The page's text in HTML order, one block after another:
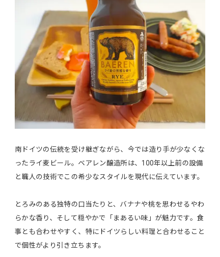
南ドイツの伝統を受け継ぎながら、今では造り手が少なくな
ったライ麦ビール。ベアレン醸造所は、100年以上前の設備
と職人の技術でこの希少なスタイルを現代に伝えています。
とろみのある独特の口当たりと、バナナや桃を思わせるやわ
らかな香り、そして穏やかで「まあるい味」が魅力です。食
事とも合わせやすく、特にドイツらしい料理と合わせること
で個性がより引き立ちます。